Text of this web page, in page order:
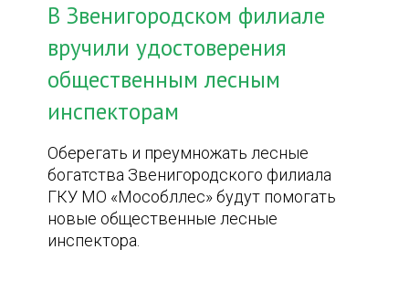
В Звенигородском филиале
вручили удостоверения
общественным лесным
инспекторам
Оберегать и преумножать лесные
богатства Звенигородского филиала
ГКУ МО «Мособллес» будут помогать
новые общественные лесные
инспектора.